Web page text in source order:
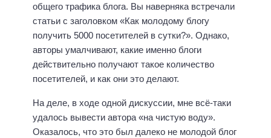
общего трафика блога. Вы наверняка встречали
статьи с заголовком «Как молодому блогу
получить 5000 посетителей в сутки?». Однако,
авторы умалчивают, какие именно блоги
действительно получают такое количество
посетителей, и как они это делают.
На деле, в ходе одной дискуссии, мне всё-таки
удалось вывести автора «на чистую воду».
Оказалось, что это был далеко не молодой блог